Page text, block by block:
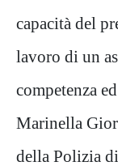
capacità del
lavoro di un
competenza
Marinella
della Polizia